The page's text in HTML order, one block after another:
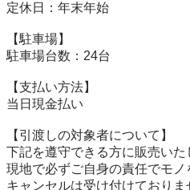
定休日：年末年始
【駐⾞場】
駐車場台数：24台
【⽀払い⽅法】
当日現金払い
【引渡しの対象者について】
下記を遵守できる⽅に販売いた
現地で必ずご⾃⾝の責任でモ
キャンセルは受け付けておりま